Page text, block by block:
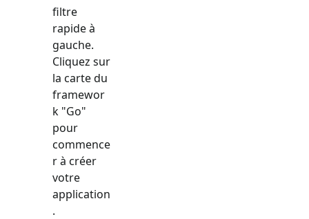
filtre
rapide à
gauche.
Cliquez sur
la carte du
framewor
k "Go"
pour
commence
r à créer
votre
application
.